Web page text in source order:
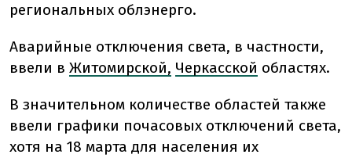
региональных облэнерго.
Аварийные отключения света, в частности,
ввели в Житомирской, Черкасской областях.
В значительном количестве областей также
ввели графики почасовых отключений света,
хотя на 18 марта для населения их